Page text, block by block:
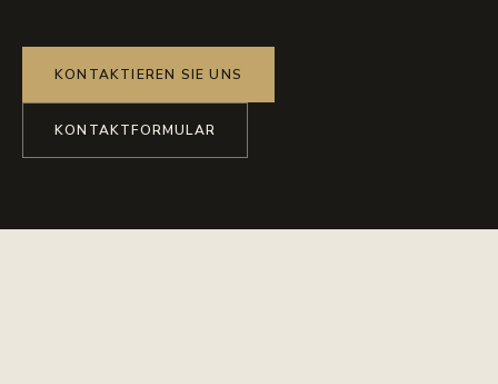
KONTAKTIEREN SIE UNS
KONTAKTFORMULAR